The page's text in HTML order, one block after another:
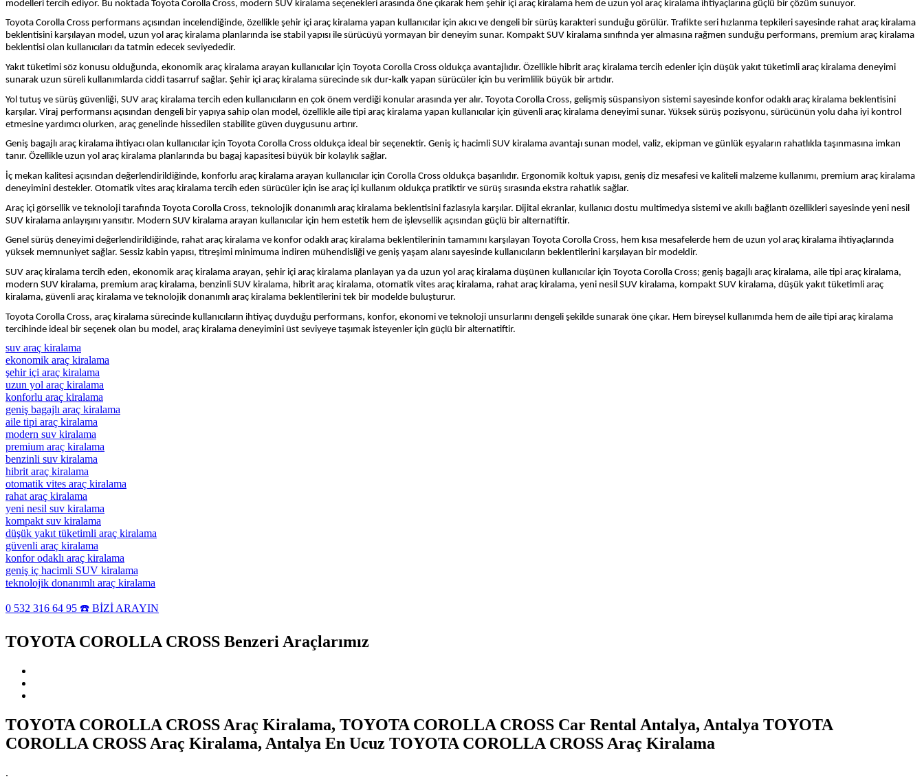
modelleri tercih ediyor. Bu noktada Toyota Corolla Cross, modern SUV kiralama seçenekleri arasında öne çıkarak hem şehir içi araç kiralama hem de uzun yol araç kiralama ihtiyaçlarına güçlü bir çözüm sunuyor.
Toyota Corolla Cross performans açısından incelendiğinde, özellikle şehir içi araç kiralama yapan kullanıcılar için akıcı ve dengeli bir sürüş karakteri sunduğu görülür. Trafikte seri hızlanma tepkileri sayesinde rahat araç kiralama
beklentisini karşılayan model, uzun yol araç kiralama planlarında ise stabil yapısı ile sürücüyü yormayan bir deneyim sunar. Kompakt SUV kiralama sınıfında yer almasına rağmen sunduğu performans, premium araç kiralama
beklentisi olan kullanıcıları da tatmin edecek seviyededir.
Yakıt tüketimi söz konusu olduğunda, ekonomik araç kiralama arayan kullanıcılar için Toyota Corolla Cross oldukça avantajlıdır. Özellikle hibrit araç kiralama tercih edenler için düşük yakıt tüketimli araç kiralama deneyimi
sunarak uzun süreli kullanımlarda ciddi tasarruf sağlar. Şehir içi araç kiralama sürecinde sık dur-kalk yapan sürücüler için bu verimlilik büyük bir artıdır.
Yol tutuş ve sürüş güvenliği, SUV araç kiralama tercih eden kullanıcıların en çok önem verdiği konular arasında yer alır. Toyota Corolla Cross, gelişmiş süspansiyon sistemi sayesinde konfor odaklı araç kiralama beklentisini
karşılar. Viraj performansı açısından dengeli bir yapıya sahip olan model, özellikle aile tipi araç kiralama yapan kullanıcılar için güvenli araç kiralama deneyimi sunar. Yüksek sürüş pozisyonu, sürücünün yolu daha iyi kontrol
etmesine yardımcı olurken, araç genelinde hissedilen stabilite güven duygusunu artırır.
Geniş bagajlı araç kiralama ihtiyacı olan kullanıcılar için Toyota Corolla Cross oldukça ideal bir seçenektir. Geniş iç hacimli SUV kiralama avantajı sunan model, valiz, ekipman ve günlük eşyaların rahatlıkla taşınmasına imkan
tanır. Özellikle uzun yol araç kiralama planlarında bu bagaj kapasitesi büyük bir kolaylık sağlar.
İç mekan kalitesi açısından değerlendirildiğinde, konforlu araç kiralama arayan kullanıcılar için Corolla Cross oldukça başarılıdır. Ergonomik koltuk yapısı, geniş diz mesafesi ve kaliteli malzeme kullanımı, premium araç kiralama
deneyimini destekler. Otomatik vites araç kiralama tercih eden sürücüler için ise araç içi kullanım oldukça pratiktir ve sürüş sırasında ekstra rahatlık sağlar.
Araç içi görsellik ve teknoloji tarafında Toyota Corolla Cross, teknolojik donanımlı araç kiralama beklentisini fazlasıyla karşılar. Dijital ekranlar, kullanıcı dostu multimedya sistemi ve akıllı bağlantı özellikleri sayesinde yeni nesil
SUV kiralama anlayışını yansıtır. Modern SUV kiralama arayan kullanıcılar için hem estetik hem de işlevsellik açısından güçlü bir alternatiftir.
Genel sürüş deneyimi değerlendirildiğinde, rahat araç kiralama ve konfor odaklı araç kiralama beklentilerinin tamamını karşılayan Toyota Corolla Cross, hem kısa mesafelerde hem de uzun yol araç kiralama ihtiyaçlarında
yüksek memnuniyet sağlar. Sessiz kabin yapısı, titreşimi minimuma indiren mühendisliği ve geniş yaşam alanı sayesinde kullanıcıların beklentilerini karşılayan bir modeldir.
SUV araç kiralama tercih eden, ekonomik araç kiralama arayan, şehir içi araç kiralama planlayan ya da uzun yol araç kiralama düşünen kullanıcılar için Toyota Corolla Cross; geniş bagajlı araç kiralama, aile tipi araç kiralama,
modern SUV kiralama, premium araç kiralama, benzinli SUV kiralama, hibrit araç kiralama, otomatik vites araç kiralama, rahat araç kiralama, yeni nesil SUV kiralama, kompakt SUV kiralama, düşük yakıt tüketimli araç
kiralama, güvenli araç kiralama ve teknolojik donanımlı araç kiralama beklentilerini tek bir modelde buluşturur.
Toyota Corolla Cross, araç kiralama sürecinde kullanıcıların ihtiyaç duyduğu performans, konfor, ekonomi ve teknoloji unsurlarını dengeli şekilde sunarak öne çıkar. Hem bireysel kullanımda hem de aile tipi araç kiralama
tercihinde ideal bir seçenek olan bu model, araç kiralama deneyimini üst seviyeye taşımak isteyenler için güçlü bir alternatiftir.
suv araç kiralama
ekonomik araç kiralama
şehir içi araç kiralama
uzun yol araç kiralama
konforlu araç kiralama
geniş bagajlı araç kiralama
aile tipi araç kiralama
modern suv kiralama
premium araç kiralama
benzinli suv kiralama
hibrit araç kiralama
otomatik vites araç kiralama
rahat araç kiralama
yeni nesil suv kiralama
kompakt suv kiralama
düşük yakıt tüketimli araç kiralama
güvenli araç kiralama
konfor odaklı araç kiralama
geniş iç hacimli SUV kiralama
teknolojik donanımlı araç kiralama
0 532 316 64 95 ☎️ BİZİ ARAYIN
TOYOTA COROLLA CROSS Benzeri Araçlarımız
TOYOTA COROLLA CROSS Araç Kiralama, TOYOTA COROLLA CROSS Car Rental Antalya, Antalya TOYOTA
COROLLA CROSS Araç Kiralama, Antalya En Ucuz TOYOTA COROLLA CROSS Araç Kiralama
.